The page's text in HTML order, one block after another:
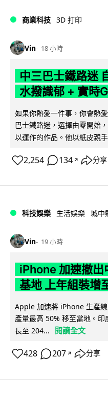
商業科技 3D 打印
Vin 18 小時
中三巴士鐵路迷
水撥識郁 + 實時
如果你熱愛一件事，你會熱
巴士鐵路迷，選擇由零開始
以運作的作品。他以紙皮親
2,254 134 ↗ 分享
科技娛樂 生活娛樂 城中
Vin 19 小時
iPhone 加速撤出
基地 上年組裝增
Apple 加速將 iPhone 生產
產量最高 50% 移至當地。
長至 204...
閱讀全文
428 207 ↗ 分享